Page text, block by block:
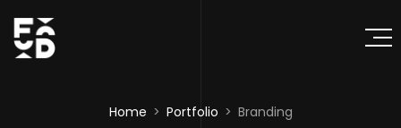
Home Portfolio Branding